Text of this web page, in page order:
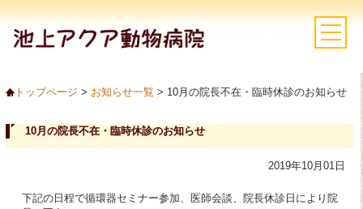
トップページ > お知らせ一覧 > 10月の院長不在・臨時休診のお知らせ
10月の院長不在・臨時休診のお知らせ
2019年10月01日
下記の日程で循環器セミナー参加、医師会談、院長休診日により院